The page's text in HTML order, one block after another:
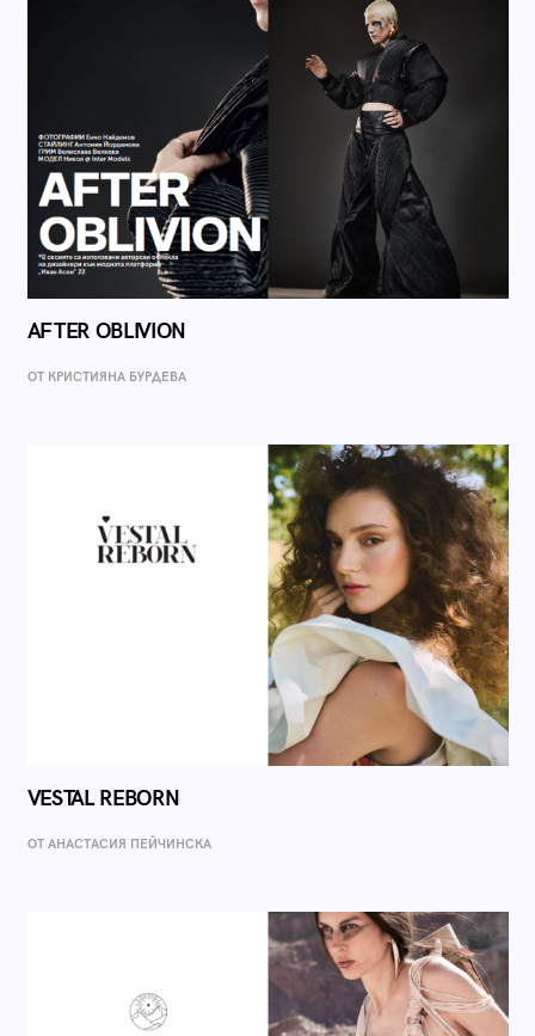
AFTER OBLIVION
ОТ КРИСТИЯНА БУРДЕВА
VESTAL REBORN
ОТ AНАСТАСИЯ ПЕЙЧИНСКА